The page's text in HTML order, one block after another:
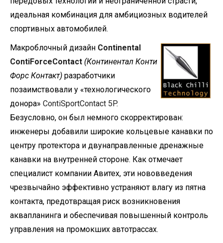
идеальная комбинация для амбициозных водителей
спортивных автомобилей.
Макроблочный дизайн Continental
ContiForceContact (Континентал Конти
Форс Контакт) разработчики
позаимствовали у «технологического
донора» ContiSportContact 5P.
Безусловно, он был немного скорректирован:
инженеры добавили широкие кольцевые канавки по
центру протектора и двунаправленные дренажные
канавки на внутренней стороне. Как отмечает
специалист компании Авитех, эти нововведения
чрезвычайно эффективно устраняют влагу из пятна
контакта, предотвращая риск возникновения
аквапланинга и обеспечивая повышенный контроль
управления на промокших автотрассах.